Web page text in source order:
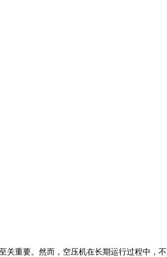
重要。然而，空压机在长期运行过程中，